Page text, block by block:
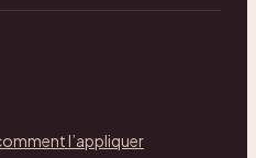
l’appliquer